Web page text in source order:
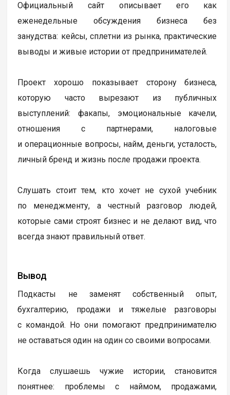
Официальный сайт описывает его как
еженедельные обсуждения бизнеса без
занудства: кейсы, сплетни из рынка, практические
выводы и живые истории от предпринимателей.
Проект хорошо показывает сторону бизнеса,
которую часто вырезают из публичных
выступлений: факапы, эмоциональные качели,
отношения с партнерами, налоговые
и операционные вопросы, найм, деньги, усталость,
личный бренд и жизнь после продажи проекта.
Слушать стоит тем, кто хочет не сухой учебник
по менеджменту, а честный разговор людей,
которые сами строят бизнес и не делают вид, что
всегда знают правильный ответ.
Вывод
Подкасты не заменят собственный опыт,
бухгалтерию, продажи и тяжелые разговоры
с командой. Но они помогают предпринимателю
не оставаться один на один со своими вопросами.
Когда слушаешь чужие истории, становится
понятнее: проблемы с наймом, продажами,